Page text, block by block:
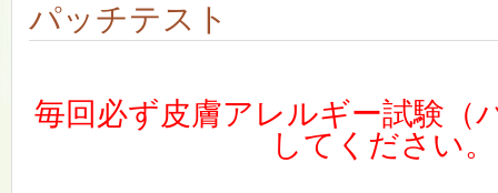
パッチテスト
毎回必ず皮膚アレルギー試験（
してください。